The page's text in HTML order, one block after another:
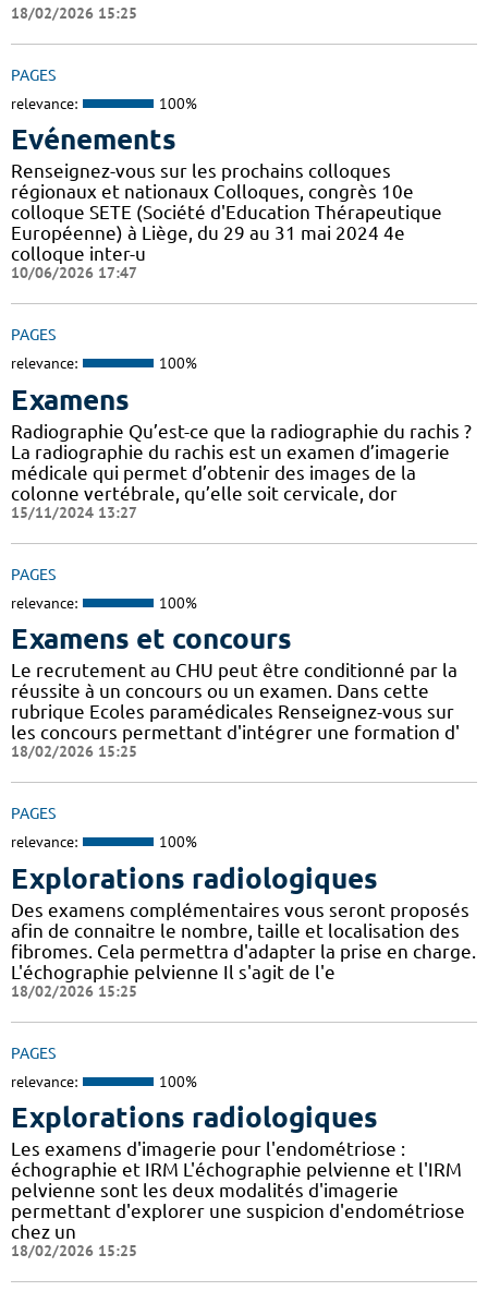
18/02/2026 15:25
PAGES
relevance: 100%
Evénements
Renseignez-vous sur les prochains colloques
régionaux et nationaux Colloques, congrès 10e
colloque SETE (Société d'Education Thérapeutique
Européenne) à Liège, du 29 au 31 mai 2024 4e
colloque inter-u
10/06/2026 17:47
PAGES
relevance: 100%
Examens
Radiographie Qu’est-ce que la radiographie du rachis ?
La radiographie du rachis est un examen d’imagerie
médicale qui permet d’obtenir des images de la
colonne vertébrale, qu’elle soit cervicale, dor
15/11/2024 13:27
PAGES
relevance: 100%
Examens et concours
Le recrutement au CHU peut être conditionné par la
réussite à un concours ou un examen. Dans cette
rubrique Ecoles paramédicales Renseignez-vous sur
les concours permettant d'intégrer une formation d'
18/02/2026 15:25
PAGES
relevance: 100%
Explorations radiologiques
Des examens complémentaires vous seront proposés
afin de connaitre le nombre, taille et localisation des
fibromes. Cela permettra d'adapter la prise en charge.
L'échographie pelvienne Il s'agit de l'e
18/02/2026 15:25
PAGES
relevance: 100%
Explorations radiologiques
Les examens d'imagerie pour l'endométriose :
échographie et IRM L'échographie pelvienne et l'IRM
pelvienne sont les deux modalités d'imagerie
permettant d'explorer une suspicion d'endométriose
chez un
18/02/2026 15:25